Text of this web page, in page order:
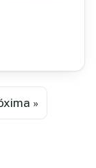
»